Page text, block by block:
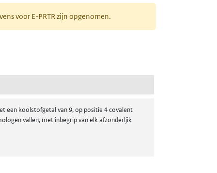
voor E-PRTR zijn opgenomen.
koolstofgetal van 9, op positie 4 covalent
vallen, met inbegrip van elk afzonderljik